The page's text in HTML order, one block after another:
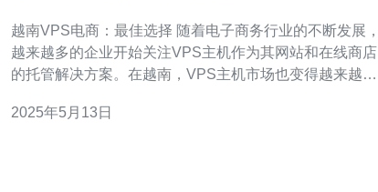
越南VPS电商：最佳选择 随着电子商务行业的不断发展，
越来越多的企业开始关注VPS主机作为其网站和在线商店
的托管解决方案。在越南，VPS主机市场也变得越来越活
在这篇文章中，我们将介绍越南VPS电商，并探讨为什么
2025年5月13日